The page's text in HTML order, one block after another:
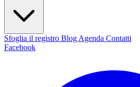
Sfoglia il registro Blog Agenda Contatti
Facebook